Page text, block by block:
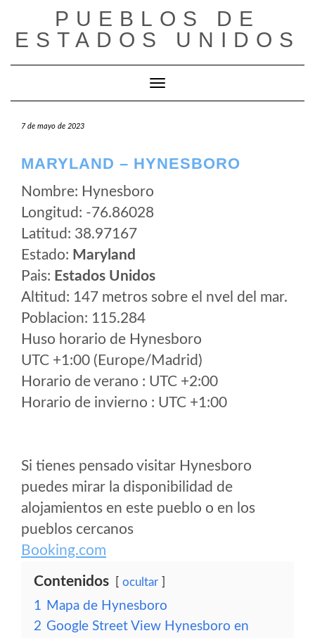
contenido
PUEBLOS DE
ESTADOS UNIDOS
Cambiar modo de navegación
7 de mayo de 2023
MARYLAND – HYNESBORO
Nombre: Hynesboro
Longitud: -76.86028
Latitud: 38.97167
Estado: Maryland
Pais: Estados Unidos
Altitud: 147 metros sobre el nvel del mar.
Poblacion: 115.284
Huso horario de Hynesboro
UTC +1:00 (Europe/Madrid)
Horario de verano : UTC +2:00
Horario de invierno : UTC +1:00
Si tienes pensado visitar Hynesboro
puedes mirar la disponibilidad de
alojamientos en este pueblo o en los
pueblos cercanos
Booking.com
Contenidos ocultar
1 Mapa de Hynesboro
2 Google Street View Hynesboro en